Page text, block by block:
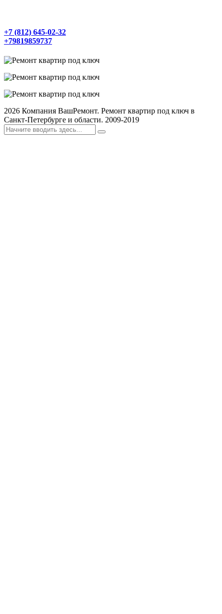
+7 (812) 645-02-32
+79819859737
2026 Компания ВашРемонт. Ремонт квартир под ключ в
Санкт-Петербурге и области. 2009-2019